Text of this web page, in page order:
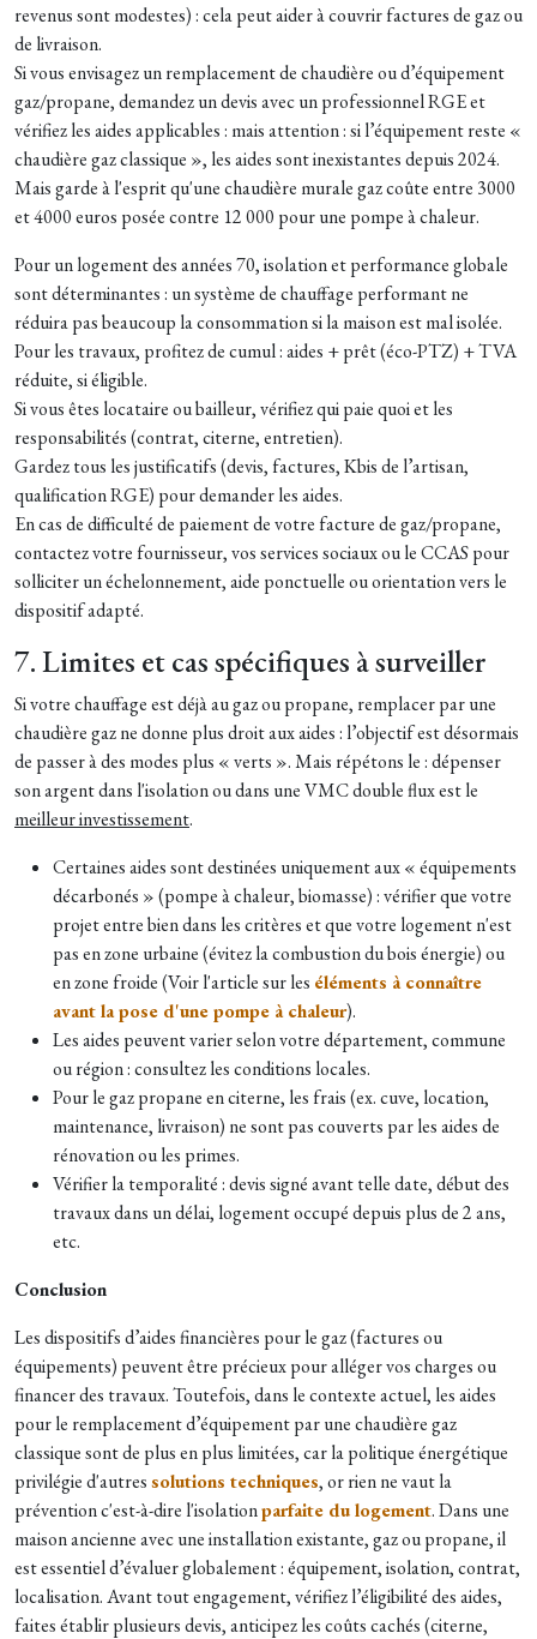
revenus sont modestes) : cela peut aider à couvrir factures de gaz ou
de livraison.
Si vous envisagez un remplacement de chaudière ou d’équipement
gaz/propane, demandez un devis avec un professionnel RGE et
vérifiez les aides applicables : mais attention : si l’équipement reste «
chaudière gaz classique », les aides sont inexistantes depuis 2024.
Mais garde à l'esprit qu'une chaudière murale gaz coûte entre 3000
et 4000 euros posée contre 12 000 pour une pompe à chaleur.
Pour un logement des années 70, isolation et performance globale
sont déterminantes : un système de chauffage performant ne
réduira pas beaucoup la consommation si la maison est mal isolée.
Pour les travaux, profitez de cumul : aides + prêt (éco-PTZ) + TVA
réduite, si éligible.
Si vous êtes locataire ou bailleur, vérifiez qui paie quoi et les
responsabilités (contrat, citerne, entretien).
Gardez tous les justificatifs (devis, factures, Kbis de l’artisan,
qualification RGE) pour demander les aides.
En cas de difficulté de paiement de votre facture de gaz/propane,
contactez votre fournisseur, vos services sociaux ou le CCAS pour
solliciter un échelonnement, aide ponctuelle ou orientation vers le
dispositif adapté.
7. Limites et cas spécifiques à surveiller
Si votre chauffage est déjà au gaz ou propane, remplacer par une
chaudière gaz ne donne plus droit aux aides : l’objectif est désormais
de passer à des modes plus « verts ». Mais répétons le : dépenser
son argent dans l'isolation ou dans une VMC double flux est le
meilleur investissement.
Certaines aides sont destinées uniquement aux « équipements
décarbonés » (pompe à chaleur, biomasse) : vérifier que votre
projet entre bien dans les critères et que votre logement n'est
pas en zone urbaine (évitez la combustion du bois énergie) ou
en zone froide (Voir l'article sur les éléments à connaître
avant la pose d'une pompe à chaleur).
Les aides peuvent varier selon votre département, commune
ou région : consultez les conditions locales.
Pour le gaz propane en citerne, les frais (ex. cuve, location,
maintenance, livraison) ne sont pas couverts par les aides de
rénovation ou les primes.
Vérifier la temporalité : devis signé avant telle date, début des
travaux dans un délai, logement occupé depuis plus de 2 ans,
etc.
Conclusion
Les dispositifs d’aides financières pour le gaz (factures ou
équipements) peuvent être précieux pour alléger vos charges ou
financer des travaux. Toutefois, dans le contexte actuel, les aides
pour le remplacement d’équipement par une chaudière gaz
classique sont de plus en plus limitées, car la politique énergétique
privilégie d'autressolutions techniques, or rien ne vaut la
prévention c'est-à-dire l'isolationparfaite du logement. Dans une
maison ancienne avec une installation existante, gaz ou propane, il
est essentiel d’évaluer globalement : équipement, isolation, contrat,
localisation. Avant tout engagement, vérifiez l’éligibilité des aides,
faites établir plusieurs devis, anticipez les coûts cachés (citerne,